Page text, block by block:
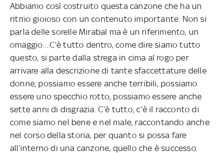
Abbiamo così costruito questa canzone che ha un
ritmo gioioso con un contenuto importante. Non si
parla delle sorelle Mirabal ma è un riferimento, un
omaggio…C’è tutto dentro, come dire siamo tutto
questo, si parte dalla strega in cima al rogo per
arrivare alla descrizione di tante sfaccettature delle
donne, possiamo essere anche terribili, possiamo
essere uno specchio rotto, possiamo essere anche
sette anni di disgrazia. C’è tutto, c’è il racconto di
come siamo nel bene e nel male, raccontando anche
nel corso della storia, per quanto si possa fare
all’interno di una canzone, quello che è successo.